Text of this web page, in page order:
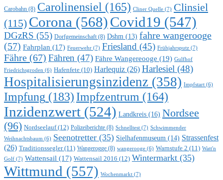
Carobahn (8) Carolinensiel (165) Cliner Quelle (7) Clinsiel
(115) Corona (568)Covid19 (547)
DGzRS (55) Dorfgemeinschaft(8) Dshm (13) fahre wangerooge
(57) Fahrplan (17) Feuerwehr (7) Friesland (45) Frühjahrsputz (7)
Fähre (67) Fähren (47) Fähre Wangereooge (19) Gulfhof
Friedrichsgroden (6) Hafenfete (10) Harlequiz (26) Harlesiel (48)
Hospitalisierungsinzidenz (358) Impfstart (6)
Impfung (183) Impfzentrum (164)
Inzidenzwert (524) Landkreis (16) Nordsee
(96) Nordseelauf(12) Polizeiberichte (8) Schnelltest (7) Schwimmender
Weihnachtsbaum (6) Seenotretter (35) Sielhafenmuseum (14) Strassenfest
(26) Traditionssegler(11) Wangerogge (8) wangerooge (6) Warnstufe 2 (11) Watt'n
Golf (7) Wattensail (17) Wattensail 2016 (12) Wintermarkt (35)
Wittmund (557) Wochenmarkt (7)